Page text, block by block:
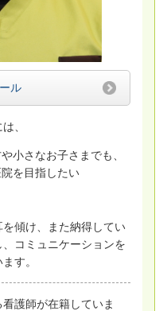
ル
、
小さなお子さまでも、
を目指したい
傾け、また納得してい
コミュニケーションを
す。
護師が在籍していま